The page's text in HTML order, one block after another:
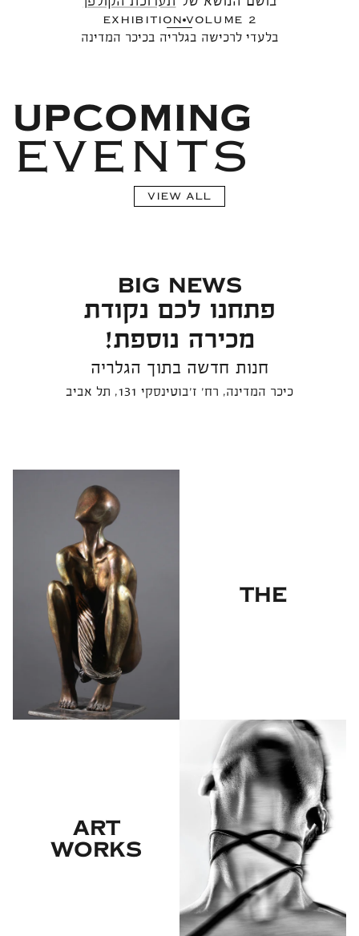
EXHIBITION VOLUME 2
בלעדי לרכישה בגלריה בכיכר המדינה
UPCOMING
EVENTS
VIEW ALL
BIG NEWS
פתחנו לכם נקודת
מכירה נוספת!
חנות חדשה בתוך הגלריה
כיכר המדינה, רח׳ ז׳בוטינסקי 131, תל אביב
THE
ART
WORKS